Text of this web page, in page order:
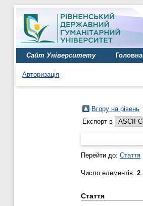
Сайт Університету Головна
Авторизація
Вгору на рівень
Експорт в
Перейти до: Стаття
Число елементів: 2.
Стаття